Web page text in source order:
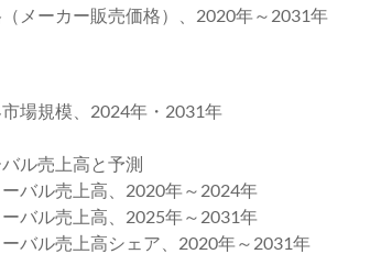
（メーカー販売価格）、2020年～2031年
場規模、2024年・2031年
ル売上高と予測
バル売上高、2020年～2024年
バル売上高、2025年～2031年
ル売上高シェア、2020年～2031年